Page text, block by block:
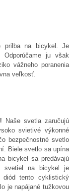
prilba na bicykel. Je
ju však
vážneho poranenia
veľkosť.
Naše svetla zaručujú
svietivé výkonné
bezpečnostné svetlo
Biele svetlo sa upína
bicykel sa predávajú
svetiel na bicykel je
tento cyklistický
je napájané tužkovou